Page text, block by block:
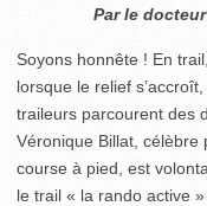
Par le
Soyons honnête ! En
lorsque le relief
traileurs parcourent des
Véronique Billat, célèbre
course à pied, est
le trail « la rando active